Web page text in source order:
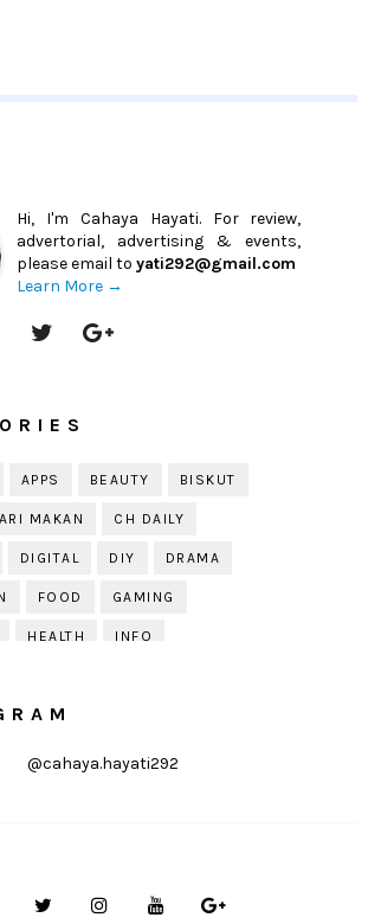
Hi, I'm Cahaya Hayati. For review,
advertorial, advertising & events,
please email toyati292@gmail.com
Learn More →
APPS BEAUTY BISKUT
MAKAN CH DAILY
DIGITAL DIY DRAMA
FOOD GAMING
HEALTH INFO
LELAKI
PUDING QOUTE
@cahaya.hayati292